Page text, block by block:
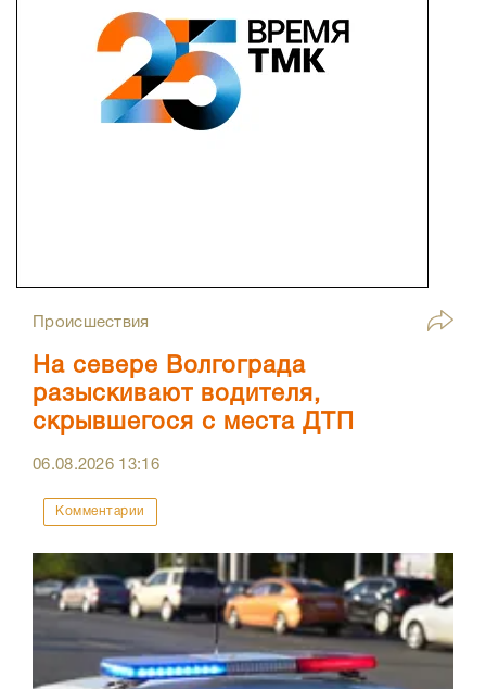
Происшествия
На севере Волгограда
разыскивают водителя,
скрывшегося с места ДТП
06.08.2026 13:16
Комментарии